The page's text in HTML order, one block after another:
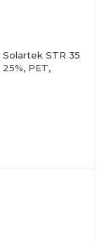
STR 35
PET,